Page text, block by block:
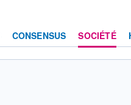
CONSENSUS SOCIÉTÉ